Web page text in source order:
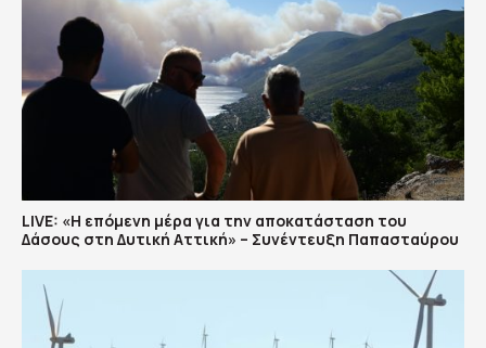
LIVE: «Η επόμενη μέρα για την αποκατάσταση του
Δάσους στη Δυτική Αττική» – Συνέντευξη Παπασταύρου